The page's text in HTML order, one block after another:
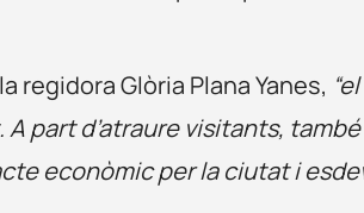
regidora Glòria Plana Yanes,
A part d’atraure visitants,
econòmic per la ciutat i